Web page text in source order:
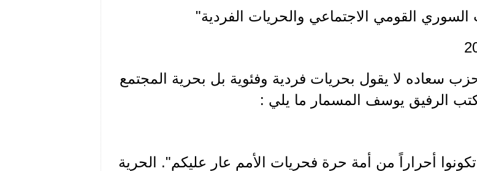
القومي الاجتماعي والحريات الفردية"
سعاده لا يقول بحريات فردية وفئوية بل بحرية المجتمع
الرفيق يوسف المسمار ما يلي :
أحراراً من أمة حرة فحريات الأمم عار عليكم". الحرية